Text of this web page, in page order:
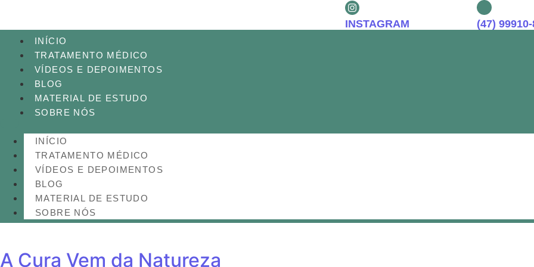
INSTAGRAM (47)
INÍCIO
TRATAMENTO MÉDICO
VÍDEOS E DEPOIMENTOS
BLOG
MATERIAL DE ESTUDO
SOBRE NÓS
INÍCIO
TRATAMENTO MÉDICO
VÍDEOS E DEPOIMENTOS
BLOG
MATERIAL DE ESTUDO
SOBRE NÓS
A Cura Vem da Natureza